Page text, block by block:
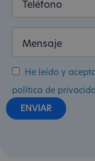
He leído y
política de